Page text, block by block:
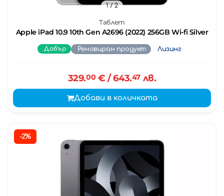
Таблет
Apple iPad 10.9 10th Gen A2696 (2022) 256GB Wi-fi Silver
1/ 2
Добър Реновиран продукт Лизинг
329.00€ / 643.47лв.
Добави в количката
-2%